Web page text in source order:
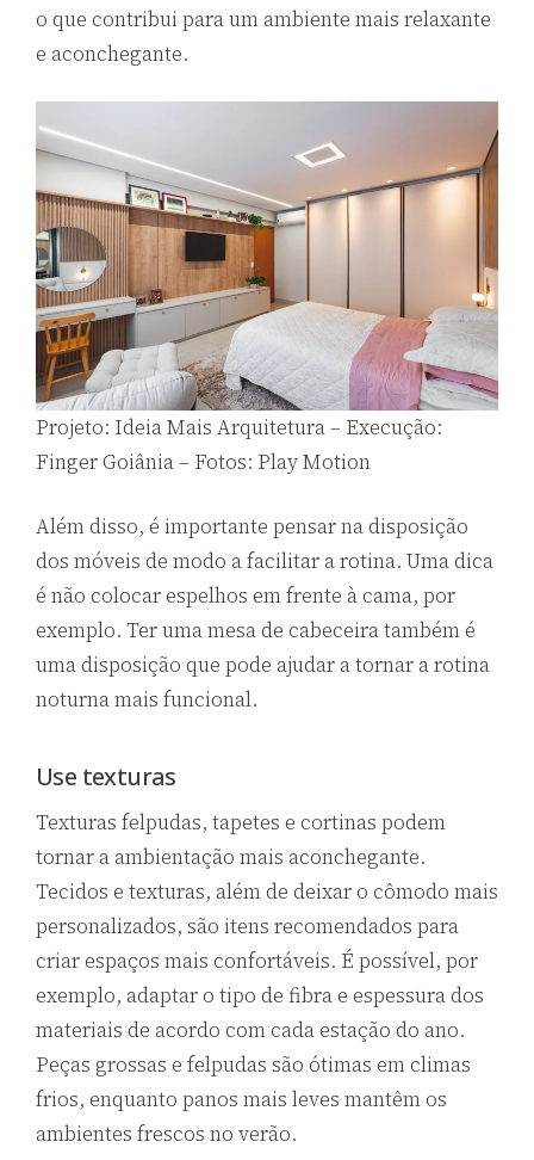
o que contribui para um ambiente mais relaxante
e aconchegante.
Projeto: Ideia Mais Arquitetura – Execução:
Finger Goiânia – Fotos: Play Motion
Além disso, é importante pensar na disposição
dos móveis de modo a facilitar a rotina. Uma dica
é não colocar espelhos em frente à cama, por
exemplo. Ter uma mesa de cabeceira também é
uma disposição que pode ajudar a tornar a rotina
noturna mais funcional.
Use texturas
Texturas felpudas, tapetes e cortinas podem
tornar a ambientação mais aconchegante.
Tecidos e texturas, além de deixar o cômodo mais
personalizados, são itens recomendados para
criar espaços mais confortáveis. É possível, por
exemplo, adaptar o tipo de fibra e espessura dos
materiais de acordo com cada estação do ano.
Peças grossas e felpudas são ótimas em climas
frios, enquanto panos mais leves mantêm os
ambientes frescos no verão.